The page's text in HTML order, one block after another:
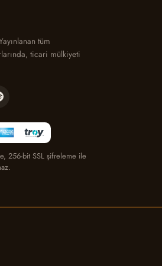
tüm
ticari mülkiyeti
256-bit SSL şifreleme ile